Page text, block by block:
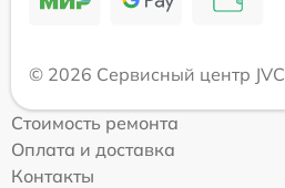
© 2026 Сервисный центр JVC
Стоимость ремонта
Оплата и доставка
Контакты